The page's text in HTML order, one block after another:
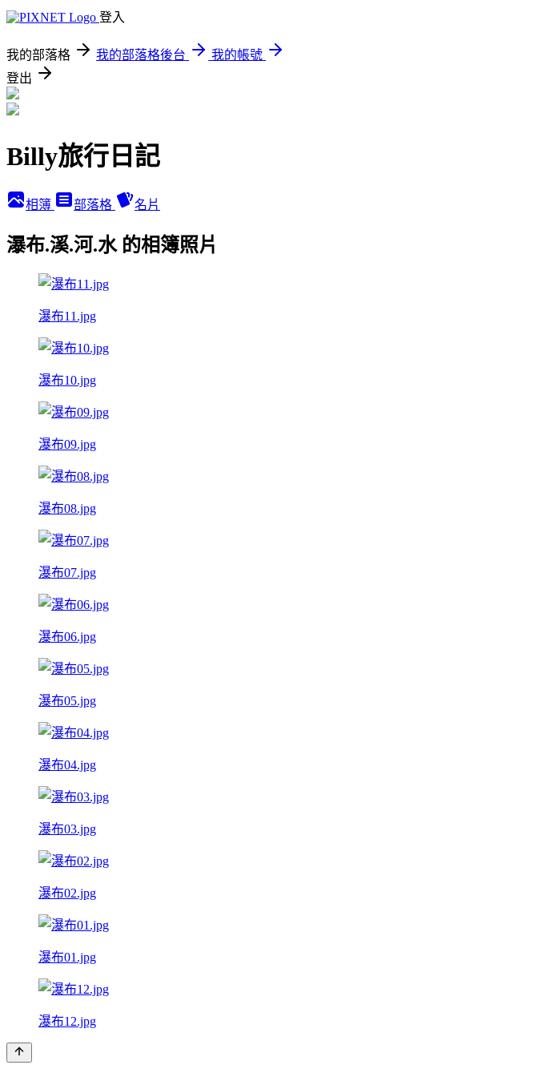
登入
我的部落格 我的部落格後台
我的帳號
登出
Billy旅行日記
相簿 部落格 名片
瀑布.溪.河.水 的相簿照片
瀑布11.jpg
瀑布10.jpg
瀑布09.jpg
瀑布08.jpg
瀑布07.jpg
瀑布06.jpg
瀑布05.jpg
瀑布04.jpg
瀑布03.jpg
瀑布02.jpg
瀑布01.jpg
瀑布12.jpg